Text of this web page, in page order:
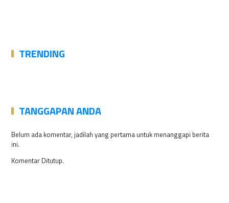
TRENDING
TANGGAPAN ANDA
Belum ada komentar, jadilah yang pertama untuk menanggapi berita
ini.
Komentar Ditutup.